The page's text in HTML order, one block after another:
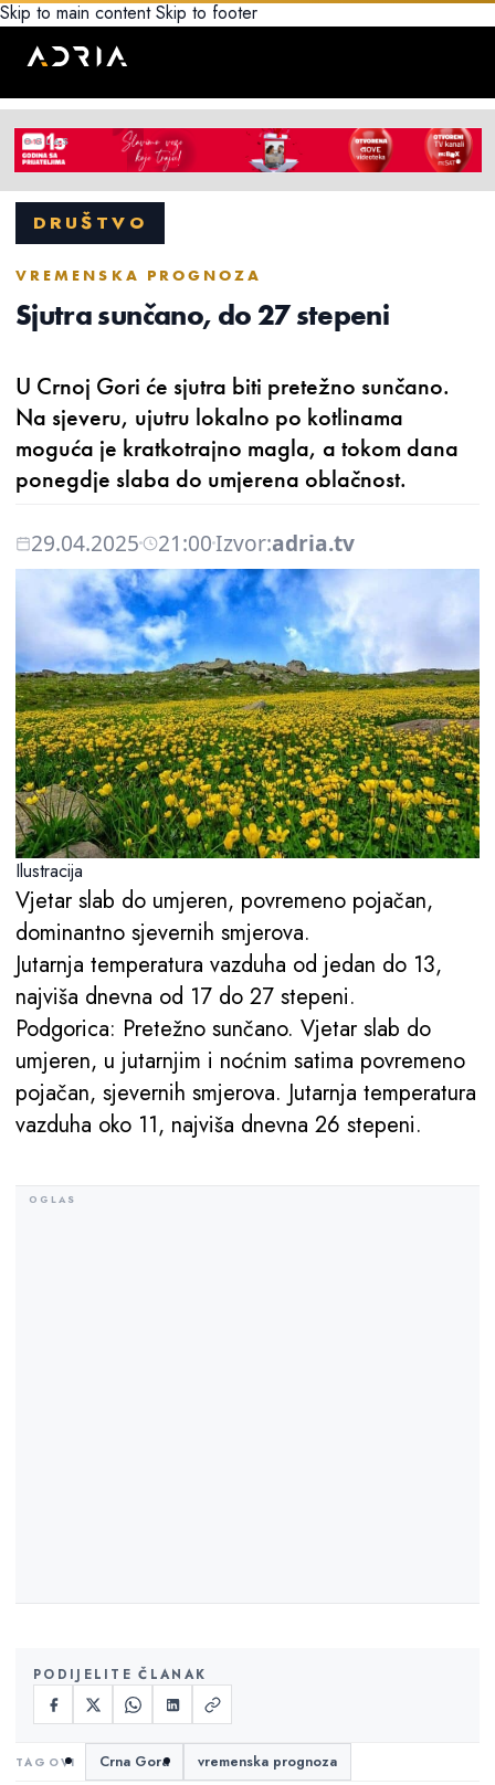
Skip to main content Skip to footer
DRUŠTVO
VREMENSKA PROGNOZA
Sjutra sunčano, do 27 stepeni
U Crnoj Gori će sjutra biti pretežno sunčano.
Na sjeveru, ujutru lokalno po kotlinama
moguća je kratkotrajno magla, a tokom dana
ponegdje slaba do umjerena oblačnost.
29.04.2025 21:00Izvor:adria.tv
Ilustracija
Vjetar slab do umjeren, povremeno pojačan,
dominantno sjevernih smjerova.
Jutarnja temperatura vazduha od jedan do 13,
najviša dnevna od 17 do 27 stepeni.
Podgorica: Pretežno sunčano. Vjetar slab do
umjeren, u jutarnjim i noćnim satima povremeno
pojačan, sjevernih smjerova. Jutarnja temperatura
vazduha oko 11, najviša dnevna 26 stepeni.
PODIJELITE ČLANAK
Crna Gora vremenska prognoza